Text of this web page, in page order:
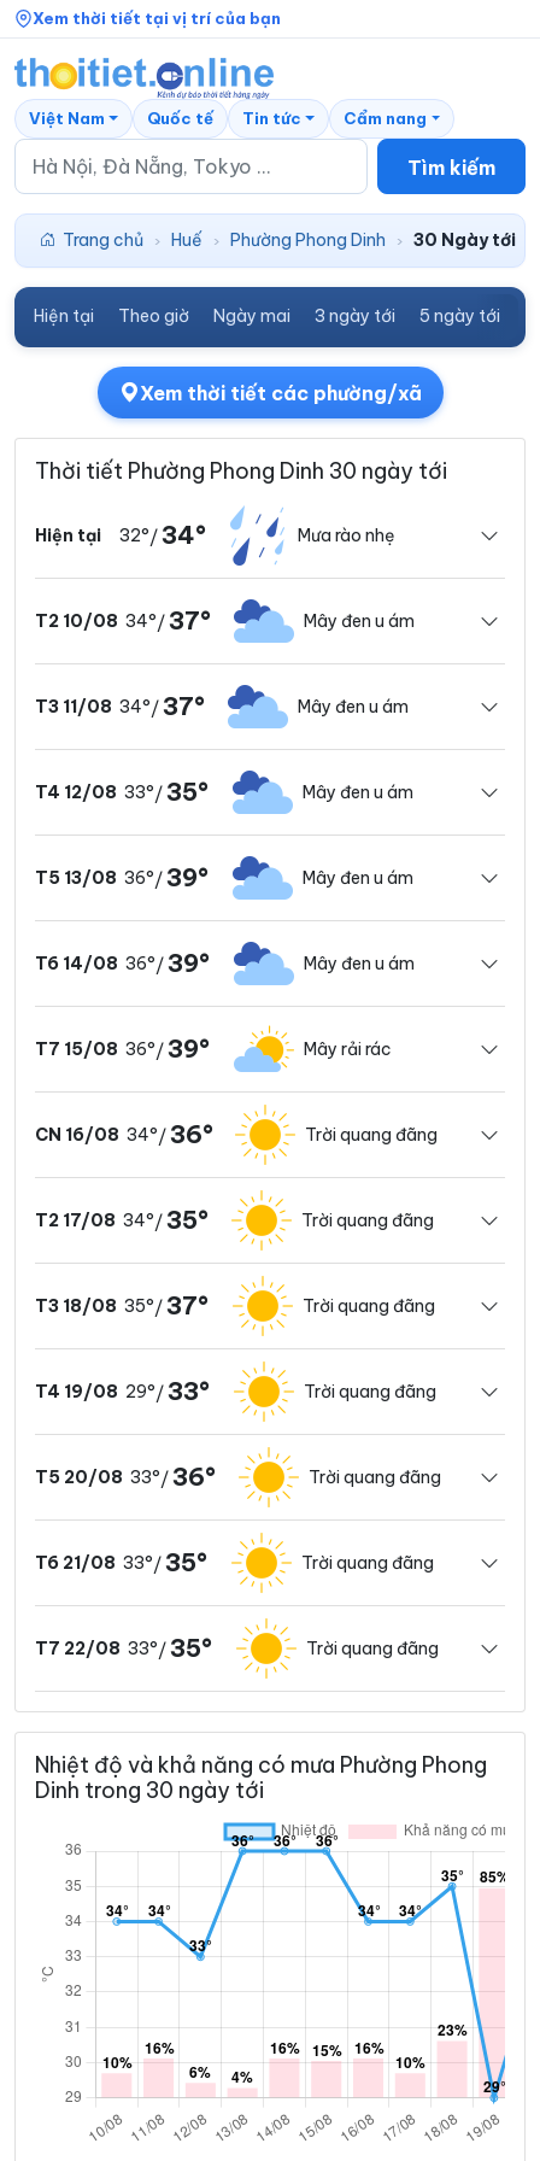
Xem thời tiết tại vị trí của bạn
Tìm kiếm
Việt Nam Quốc tế Tin tức Cẩm nang
Trang chủ › Huế › Phường Phong Dinh › 30 Ngày tới
Hiện tại Theo giờ Ngày mai 3 ngày tới 5 ngày tới
Xem thời tiết các phường/xã
Thời tiết Phường Phong Dinh 30 ngày tới
Hiện tại 32°/ 34° Mưa rào nhẹ
T2 10/08 34°/ 37° Mây đen u ám
T3 11/08 34°/ 37° Mây đen u ám
T4 12/08 33°/ 35° Mây đen u ám
T5 13/08 36°/ 39° Mây đen u ám
T6 14/08 36°/ 39° Mây đen u ám
T7 15/08 36°/ 39° Mây rải rác
CN 16/08 34°/ 36° Trời quang đãng
T2 17/08 34°/ 35° Trời quang đãng
T3 18/08 35°/ 37° Trời quang đãng
T4 19/08 29°/ 33° Trời quang đãng
T5 20/08 33°/ 36° Trời quang đãng
T6 21/08 33°/ 35° Trời quang đãng
T7 22/08 33°/ 35° Trời quang đãng
Nhiệt độ và khả năng có mưa Phường Phong
Dinh trong 30 ngày tới